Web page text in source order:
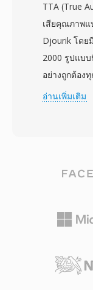
etree.org
SHN และว
ให้การสนับ
ความเรียบ
ถอดรหัสทำ
Pentium ยุค
การบีบอัดที่
และเมทาด
รูปแบบนี้ยัง
TTA (True
เสียคุณภาพแ
Djourik โดย
2000 รูปแบ
อย่างถูกต้อง
ละเอียดเสีย
เป็นจุดแข็ง
มาก รักษาค
ไฟล์รองรับ
ไปกับเสียง
อ่านเพิ่มเติม